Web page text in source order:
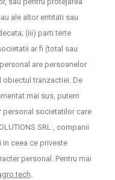
ale altor entitati sau
(iii) parti terte
ar fi (total sau
are persoanelor
obiectul tranzactiei. De
mai sus, putem
personal societatilor care
SRL , companii
ceea ce priveste
personal. Pentru mai
.